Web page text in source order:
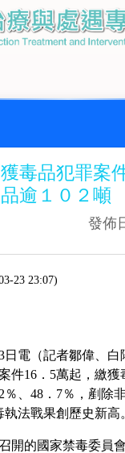
毒品犯罪案
逾１０２噸
發佈
23 23:07)
日電（記者鄒偉、白
件16．5萬起，繳獲
％、48．7％，剷除
法戰果創歷史新高
開的國家禁毒委員